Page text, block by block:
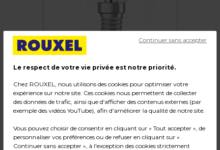
Ampoule halogène, E14, 18 watts
Code :
Dimensions : ø 45 x H 77 mm
Poids : 0,03 kg
Le respect de votre vie privée est notre priorité.
Chez ROUXEL, nous utilisons des cookies pour optimiser votre
expérience sur notre site. Ces cookies nous permettent de collecter
des données de trafic, ainsi que d'afficher des contenus externes (par
exemple des vidéos YouTube), afin d'améliorer la qualité de notre site.
Vous pouvez choisir de consentir en cliquant sur « Tout accepter », de
personnaliser vos préférences ou de refuser en cliquant sur «
Continuer sans accepter », à l'exception des cookies strictement
Continuer sans accepter